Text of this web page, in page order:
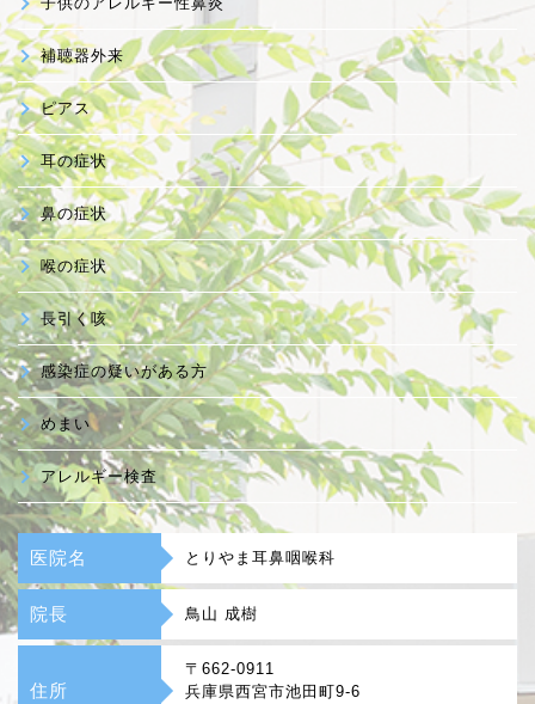
補聴器外来
ピアス
耳の症状
鼻の症状
喉の症状
長引く咳
感染症の疑いがある方
めまい
アレルギー検査
医院名 とりやま耳鼻咽喉科
院長 鳥山 成樹
住所
〒662-0911
兵庫県西宮市池田町9-6